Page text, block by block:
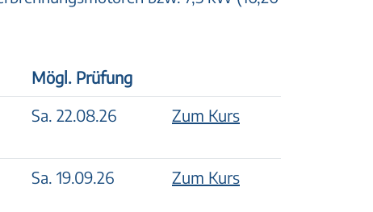
Mögl. Prüfung
Sa. 22.08.26 Zum Kurs
Sa. 19.09.26 Zum Kurs